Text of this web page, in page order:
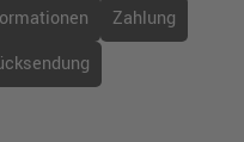
Zahlung